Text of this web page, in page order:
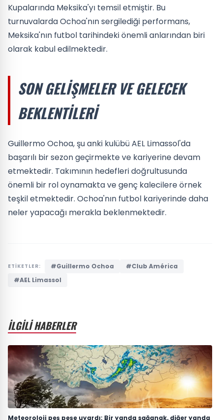
Kupalarında Meksika'yı temsil etmiştir. Bu
turnuvalarda Ochoa'nın sergilediği performans,
Meksika'nın futbol tarihindeki önemli anlarından biri
olarak kabul edilmektedir.
SON GELIŞMELER VE GELECEK
BEKLENTILERI
Guillermo Ochoa, şu anki kulübü AEL Limassol'da
başarılı bir sezon geçirmekte ve kariyerine devam
etmektedir. Takımının hedefleri doğrultusunda
önemli bir rol oynamakta ve genç kalecilere örnek
teşkil etmektedir. Ochoa'nın futbol kariyerinde daha
neler yapacağı merakla beklenmektedir.
ETİKETLER: #Guillermo Ochoa
#Club América
#AEL Limassol
İLGİLİ HABERLER
Meteoroloji peş peşe uyardı: Bir yanda sağanak, diğer yanda